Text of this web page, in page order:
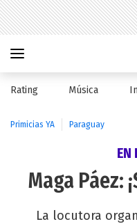
Rating Música
Primicias YA Paraguay
EN
Maga Páez:
La locutora